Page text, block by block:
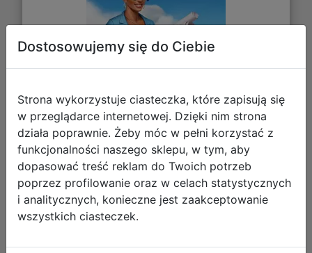
41,16 zł
DO KOSZYKA
Galeria zdjęć
Dostosowujemy się do Ciebie
Strona wykorzystuje ciasteczka, które zapisują się
w przeglądarce internetowej. Dzięki nim strona
działa poprawnie. Żeby móc w pełni korzystać z
funkcjonalności naszego sklepu, w tym, aby
dopasować treść reklam do Twoich potrzeb
poprzez profilowanie oraz w celach statystycznych
i analitycznych, konieczne jest zaakceptowanie
wszystkich ciasteczek.